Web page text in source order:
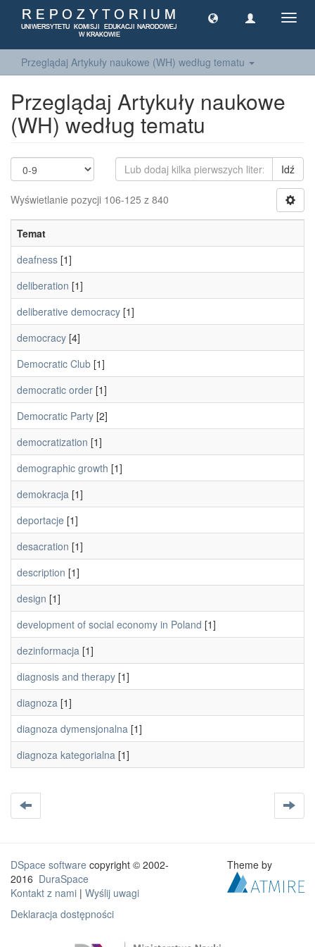
Przeglądaj Artykuły naukowe (WH) według tematu
Przeglądaj Artykuły naukowe
(WH) według tematu
Idź
Wyświetlanie pozycji 106-125 z 840
Temat
deafness [1]
deliberation [1]
deliberative democracy [1]
democracy [4]
Democratic Club [1]
democratic order [1]
Democratic Party [2]
democratization [1]
demographic growth [1]
demokracja [1]
deportacje [1]
desacration [1]
description [1]
design [1]
development of social economy in Poland [1]
dezinformacja [1]
diagnosis and therapy [1]
diagnoza [1]
diagnoza dymensjonalna [1]
diagnoza kategorialna [1]
DSpace software copyright © 2002-
2016 DuraSpace
Kontakt z nami | Wyślij uwagi
Deklaracja dostępności
Theme by